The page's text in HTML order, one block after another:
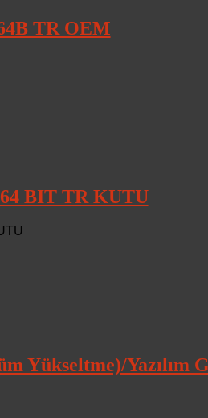
TR OEM
BIT TR KUTU
Yükseltme)/Yazılım